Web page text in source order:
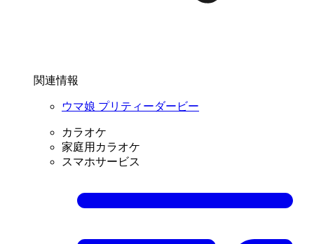
関連情報
ウマ娘 プリティーダービー
カラオケ
家庭用カラオケ
スマホサービス